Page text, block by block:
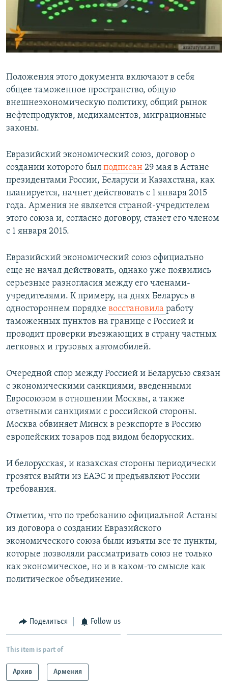
SHARE
Положения этого документа включают в себя
общее таможенное пространство, общую
внешнеэкономическую политику, общий рынок
нефтепродуктов, медикаментов, миграционные
законы.
Евразийский экономический союз, договор о
создании которого был подписан 29 мая в Астане
президентами России, Беларуси и Казахстана, как
планируется, начнет действовать с 1 января 2015
года. Армения не является страной-учредителем
этого союза и, согласно договору, станет его членом
с 1 января 2015.
Евразийский экономический союз официально
еще не начал действовать, однако уже появились
серьезные разногласия между его членами-
учредителями. К примеру, на днях Беларусь в
одностороннем порядке восстановила работу
таможенных пунктов на границе с Россией и
проводит проверки въезжающих в страну частных
легковых и грузовых автомобилей.
Очередной спор между Россией и Беларусью связан
с экономическими санкциями, введенными
Евросоюзом в отношении Москвы, а также
ответными санкциями с российской стороны.
Москва обвиняет Минск в реэкспорте в Россию
европейских товаров под видом белорусских.
И белорусская, и казахская стороны периодически
грозятся выйти из ЕАЭС и предъявляют России
требования.
Отметим, что по требованию официальной Астаны
из договора о создании Евразийского
экономического союза были изъяты все те пункты,
которые позволяли рассматривать союз не только
как экономическое, но и в каком-то смысле как
политическое объединение.
Поделиться Follow us
This item is part of
Архив Армения